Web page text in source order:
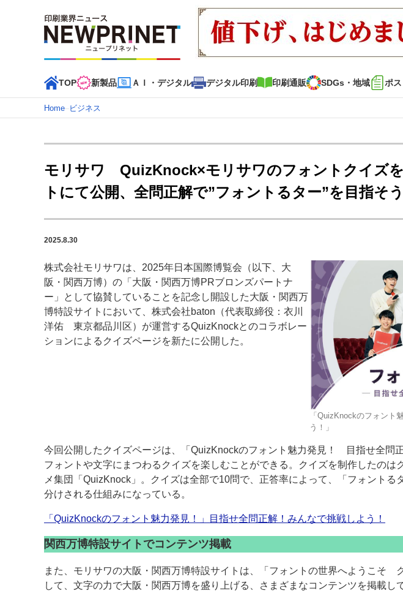
TOP 新製品 ＡＩ・デジタル デジタル印刷 印刷通販 SDGs・地域 ポ
インデックス
TOP 新着記事 特集記事 動画コンテンツ インタビュー コレクシ
カテゴリー一覧
新商品 新製品 ＡＩ・デジタル デジタル印刷 印刷通販 SDGs・地域 ポストプレ
特集記事カテゴリー一覧
特集・デジタル印刷 ～ 新成長軌道を描く
案内
発刊案内 JFPI印刷用語集 印刷機材年鑑
お問い合わせ
Home–ビジネス
モリサワ QuizKnock×モリサワのフォントクイズを
トにて公開、全問正解で”フォントるター”を目指そう
2025.8.30
株式会社モリサワは、2025年日本国際博覧会（以下、大
阪・関西万博）の「大阪・関西万博PRブロンズパートナ
ー」として協賛していることを記念し開設した大阪・関西万
博特設サイトにおいて、株式会社baton（代表取締役：衣川
洋佑 東京都品川区）が運営するQuizKnockとのコラボレー
ションによるクイズページを新たに公開した。
「QuizKnockのフォン
う！」
今回公開したクイズページは、「QuizKnockのフォント魅力発見！ 目指せ全問
フォントや文字にまつわるクイズを楽しむことができる。クイズを制作したのは
メ集団「QuizKnock」。クイズは全部で10問で、正答率によって、「フォントる
分けされる仕組みになっている。
「QuizKnockのフォント魅力発見！」目指せ全問正解！みんなで挑戦しよう！
関西万博特設サイトでコンテンツ掲載
また、モリサワの大阪・関西万博特設サイトは、「フォントの世界へようこそ
して、文字の力で大阪・関西万博を盛り上げる、さまざまなコンテンツを掲載し